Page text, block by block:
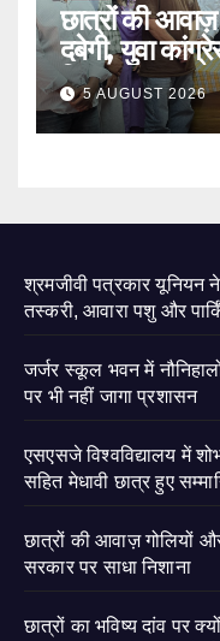
छात्रों की आवाज़
दबेगी, युवा
निशाना
5 AUGUST 2026
श्रमजीवी पत्रकार यूनियन
तस्करी, आवारा पशु और
जर्जर स्कूल भवन में
पर भी नहीं जागा प्रशासन
एसएसजे विश्वविद्यालय में
सहित मेधावी छात्र हुए
छात्रों की आवाज़ गोलियों
सरकार पर साधा निशाना
छात्रों का भविष्य दांव पर